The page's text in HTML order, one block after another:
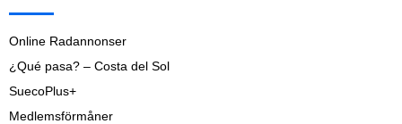
Online Radannonser
¿Qué pasa? – Costa del Sol
SuecoPlus+
Medlemsförmåner